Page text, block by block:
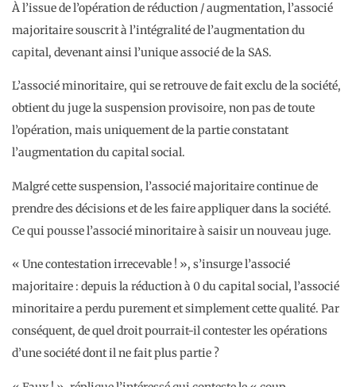
À l’issue de l’opération de réduction / augmentation, l’associé
majoritaire souscrit à l’intégralité de l’augmentation du
capital, devenant ainsi l’unique associé de la SAS.
L’associé minoritaire, qui se retrouve de fait exclu de la société,
obtient du juge la suspension provisoire, non pas de toute
l’opération, mais uniquement de la partie constatant
l’augmentation du capital social.
Malgré cette suspension, l’associé majoritaire continue de
prendre des décisions et de les faire appliquer dans la société.
Ce qui pousse l’associé minoritaire à saisir un nouveau juge.
« Une contestation irrecevable ! », s’insurge l’associé
majoritaire : depuis la réduction à 0 du capital social, l’associé
minoritaire a perdu purement et simplement cette qualité. Par
conséquent, de quel droit pourrait-il contester les opérations
d’une société dont il ne fait plus partie ?